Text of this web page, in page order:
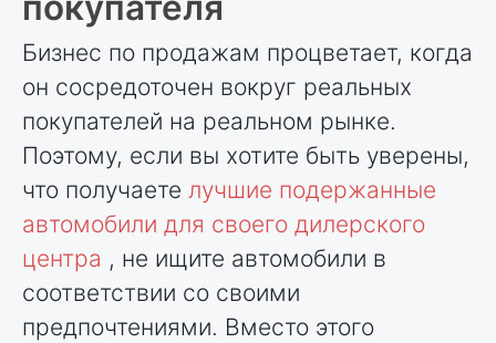
Бизнес по продажам процветает, когда
он сосредоточен вокруг реальных
покупателей на реальном рынке.
Поэтому, если вы хотите быть уверены,
что получаете лучшие подержанные
автомобили для своего дилерского
центра , не ищите автомобили в
соответствии со своими
предпочтениями. Вместо этого